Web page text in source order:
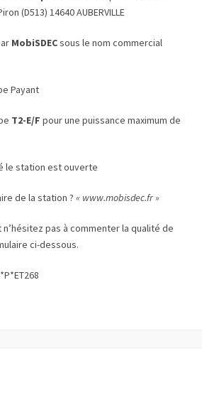
(D513) 14640 AUBERVILLE
MobiSDECsous le nom commercial
Payant
T2-E/F pour une puissance maximum de
le station est ouverte
de la station ? « www.mobisdec.fr »
pas à commenter la qualité de
ci-dessous.